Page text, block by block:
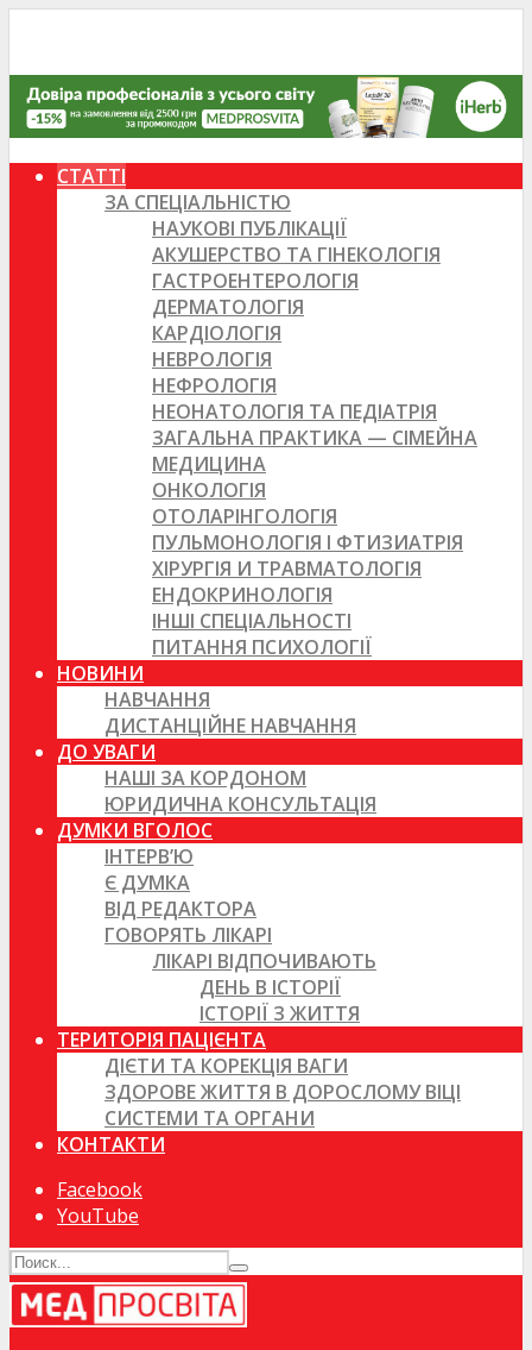
СТАТТІ
ЗА СПЕЦІАЛЬНІСТЮ
НАУКОВІ ПУБЛІКАЦІЇ
АКУШЕРСТВО ТА ГІНЕКОЛОГІЯ
ГАСТРОЕНТЕРОЛОГІЯ
ДЕРМАТОЛОГІЯ
КАРДІОЛОГІЯ
НЕВРОЛОГІЯ
НЕФРОЛОГІЯ
НЕОНАТОЛОГІЯ ТА ПЕДІАТРІЯ
ЗАГАЛЬНА ПРАКТИКА — СІМЕЙНА
МЕДИЦИНА
ОНКОЛОГІЯ
ОТОЛАРІНГОЛОГІЯ
ПУЛЬМОНОЛОГІЯ І ФТИЗИАТРІЯ
ХІРУРГІЯ И ТРАВМАТОЛОГІЯ
ЕНДОКРИНОЛОГІЯ
ІНШІ СПЕЦІАЛЬНОСТІ
ПИТАННЯ ПСИХОЛОГІЇ
НОВИНИ
НАВЧАННЯ
ДИСТАНЦІЙНЕ НАВЧАННЯ
ДО УВАГИ
НАШІ ЗА КОРДОНОМ
ЮРИДИЧНА КОНСУЛЬТАЦІЯ
ДУМКИ ВГОЛОС
ІНТЕРВ’Ю
Є ДУМКА
ВІД РЕДАКТОРА
ГОВОРЯТЬ ЛІКАРІ
ЛІКАРІ ВІДПОЧИВАЮТЬ
ДЕНЬ В ІСТОРІЇ
ІСТОРІЇ З ЖИТТЯ
ТЕРИТОРІЯ ПАЦІЄНТА
ДІЄТИ ТА КОРЕКЦІЯ ВАГИ
ЗДОРОВЕ ЖИТТЯ В ДОРОСЛОМУ ВІЦІ
СИСТЕМИ ТА ОРГАНИ
КОНТАКТИ
Facebook
YouTube